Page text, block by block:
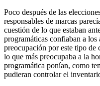
Poco después de las
responsables de marcas
cuestión de lo que estaban
programáticas confiaban a los
preocupación por este tipo de
lo que más preocupaba a la
programática ponían, como
pudieran controlar el